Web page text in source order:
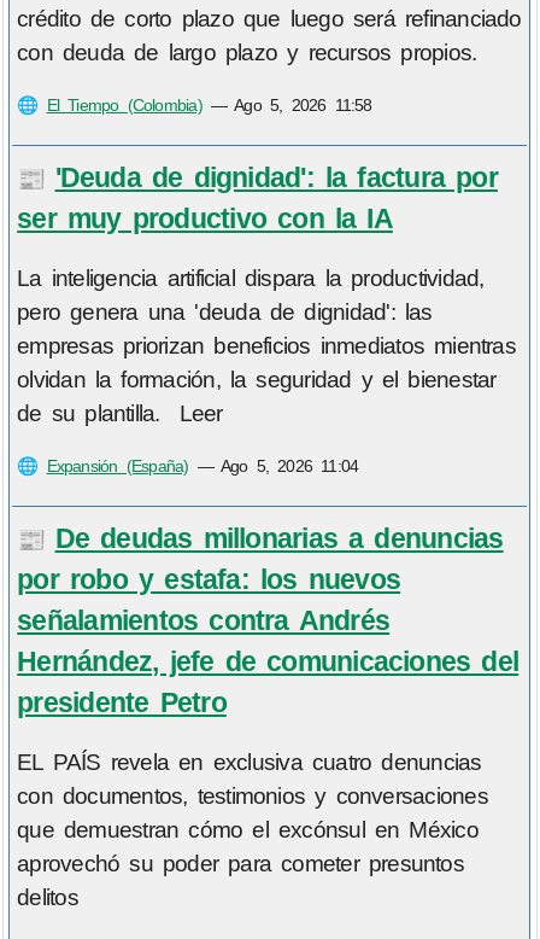
crédito de corto plazo que luego será refinanciado
con deuda de largo plazo y recursos propios.
🌐 El Tiempo (Colombia)—Ago 5, 2026 11:58
📰 'Deuda de dignidad': la factura por
ser muy productivo con la IA
La inteligencia artificial dispara la productividad,
pero genera una 'deuda de dignidad': las
empresas priorizan beneficios inmediatos mientras
olvidan la formación, la seguridad y el bienestar
de su plantilla. Leer
🌐 Expansión (España) — Ago 5, 2026 11:04
📰 De deudas millonarias a denuncias
por robo y estafa: los nuevos
señalamientos contra Andrés
Hernández, jefe de comunicaciones del
presidente Petro
EL PAÍS revela en exclusiva cuatro denuncias
con documentos, testimonios y conversaciones
que demuestran cómo el excónsul en México
aprovechó su poder para cometer presuntos
delitos